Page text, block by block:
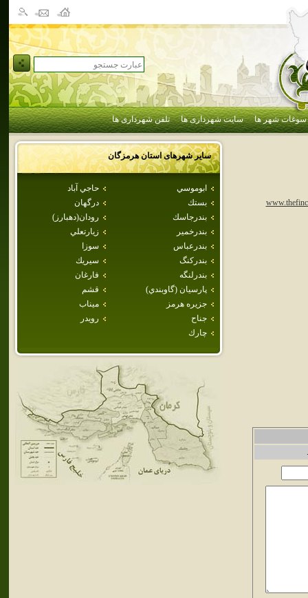
سوغات شهر ها سایت شهرداری ها تلفن شهرداری ها
سایر شهرهای استانهرمزگان
ابوموسي
حاجي آباد
بستك
درگهان
بندرجاسك
رودان(دهبارز)
بندرخمير
زيارتعلي
بندرعباس
سوزا
بندركنگ
سيريك
بندرلنگه
فارغان
پارسيان (گاوبندي)
قشم
جزيره هرمز
ميناب
جناح
رويدر
چارك